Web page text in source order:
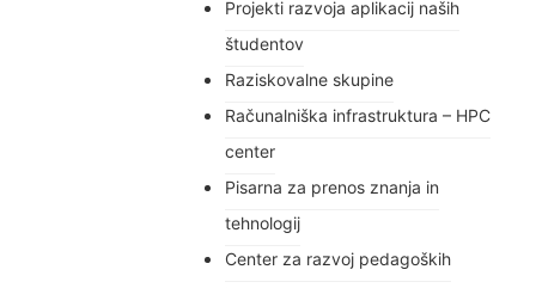
Projekti razvoja aplikacij naših
študentov
Raziskovalne skupine
Računalniška infrastruktura – HPC
center
Pisarna za prenos znanja in
tehnologij
Center za razvoj pedagoških